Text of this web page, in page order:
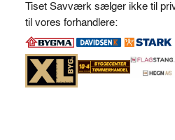
t
e
r
n
t
Tiset Savværk sælger ikke til
til vores forhandlere: